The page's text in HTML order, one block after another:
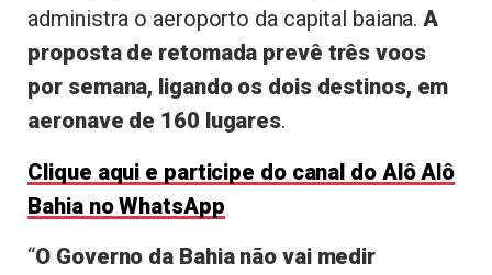
administra o aeroporto da capital baiana. A
proposta de retomada prevê três voos
por semana, ligando os dois destinos, em
aeronave de 160 lugares.
Clique aqui e participe do canal do Alô Alô
Bahia no WhatsApp
“O Governo da Bahia não vai medir